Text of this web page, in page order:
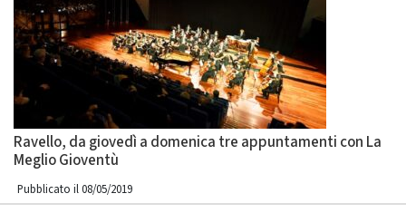
Ravello, da giovedì a domenica tre appuntamenti con La
Meglio Gioventù
Pubblicato il 08/05/2019